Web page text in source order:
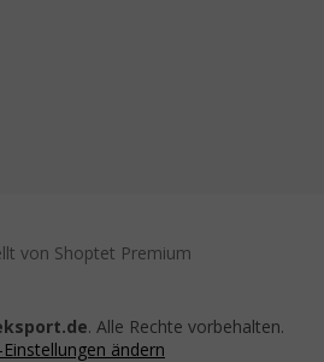
von Shoptet Premium
. Alle Rechte vorbehalten.
ändern